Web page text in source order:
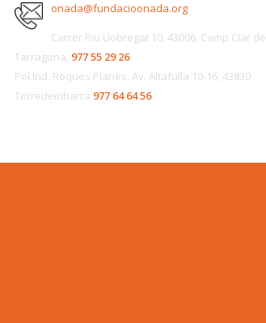
onada@fundacioonada.org
Carrer Riu Llobregat 10, 43006, Camp Clar de
Tarragona, 977 55 29 26
Pol.Ind. Roques Planes, Av. Altafulla 10-16, 43830
Torredembarra 977 64 64 56